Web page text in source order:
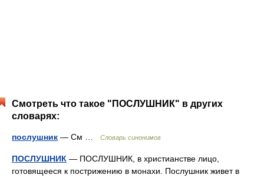
Смотреть что такое "ПОСЛУШНИК" в других
словарях:
послушник — См … Словарь синонимов
ПОСЛУШНИК — ПОСЛУШНИК, в христианстве лицо,
готовящееся к пострижению в монахи. Послушник живет в